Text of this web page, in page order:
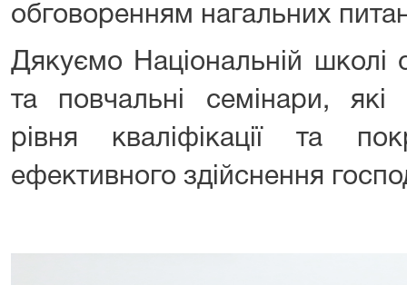
обговоренням нагальних
Дякуємо Національній школі
та повчальні семінари,
рівня кваліфікації та
ефективного здійснення